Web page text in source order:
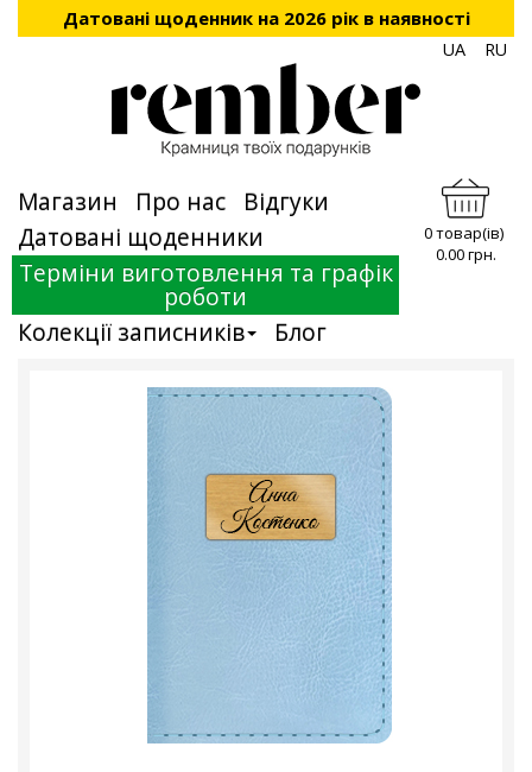
Датовані щоденник на 2026 рік в наявності
UA RU
Магазин Про нас
Відгуки
Датовані щоденники
Терміни виготовлення та графік
роботи
Колекції записників
Блог
0 товар(ів)
0.00 грн.